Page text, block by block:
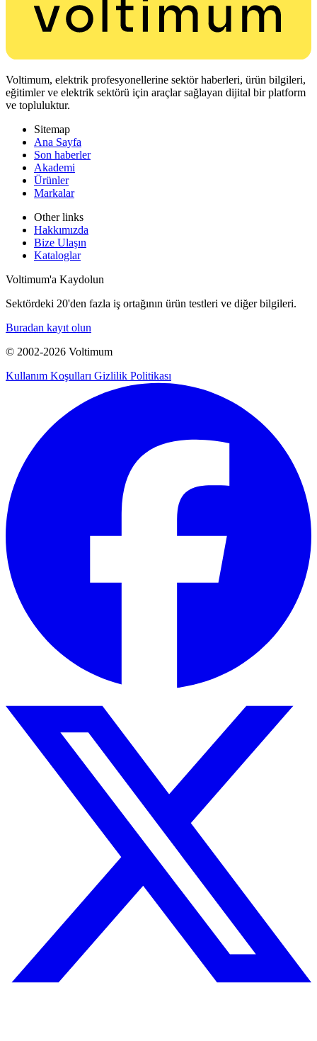
Voltimum, elektrik profesyonellerine sektör haberleri, ürün bilgileri,
eğitimler ve elektrik sektörü için araçlar sağlayan dijital bir platform
ve topluluktur.
Sitemap
Ana Sayfa
Son haberler
Akademi
Ürünler
Markalar
Other links
Hakkımızda
Bize Ulaşın
Kataloglar
Voltimum'a Kaydolun
Sektördeki 20'den fazla iş ortağının ürün testleri ve diğer bilgileri.
Buradan kayıt olun
© 2002-2026 Voltimum
Kullanım Koşulları Gizlilik Politikası